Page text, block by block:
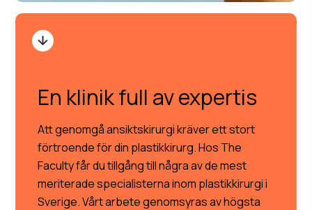
En klinik full av expertis
Att genomgå ansiktskirurgi kräver ett stort
förtroende för din plastikkirurg. Hos The
Faculty får du tillgång till några av de mest
meriterade specialisterna inom plastikkirurgi i
Sverige. Vårt arbete genomsyras av högsta